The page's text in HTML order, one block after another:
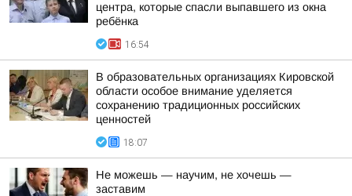
центра, которые спасли выпавшего из окна
ребёнка
16:54
В образовательных организациях Кировской
области особое внимание уделяется
сохранению традиционных российских
ценностей
18:07
Не можешь — научим, не хочешь —
заставим